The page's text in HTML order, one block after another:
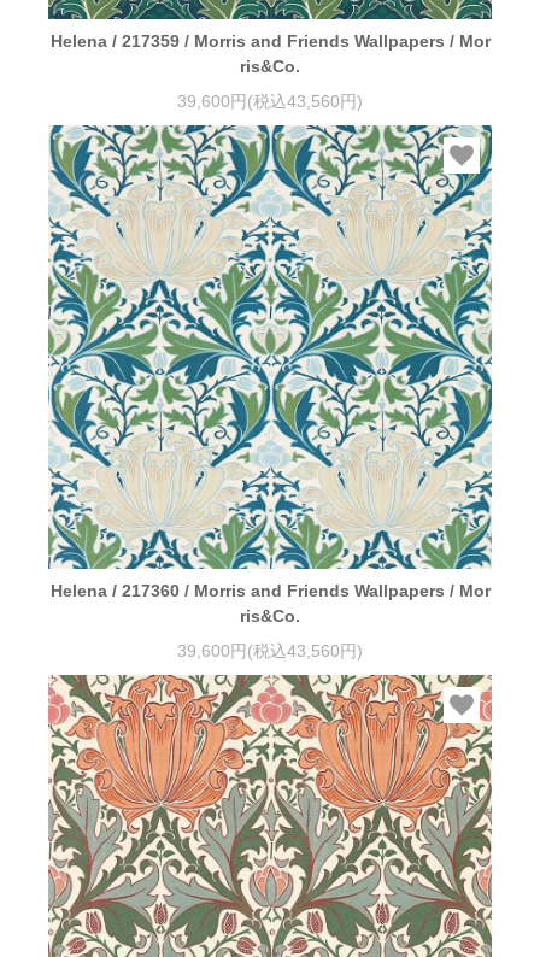
Helena / 217359 / Morris and Friends Wallpapers / Mor
ris&Co.
39,600円(税込43,560円)
Helena / 217360 / Morris and Friends Wallpapers / Mor
ris&Co.
39,600円(税込43,560円)